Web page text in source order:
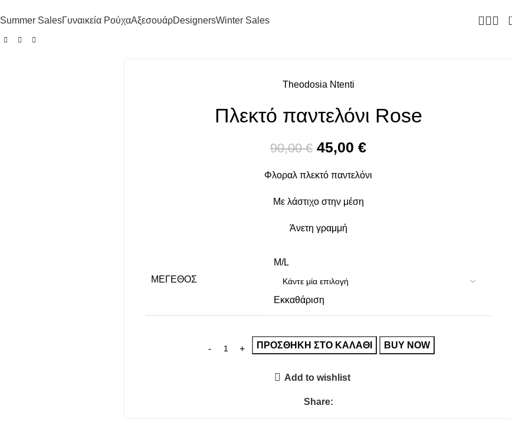
Summer SalesΓυναικεία ΡούχαΑξεσουάρDesignersWinter Sales
Theodosia Ntenti
Πλεκτό παντελόνι Rose
90,00€ 45,00 €
Φλοραλ πλεκτό παντελόνι
Με λάστιχο στην μέση
Άνετη γραμμή
ΜΈΓΕΘΟΣ
M/L
Εκκαθάριση
ΠΡΟΣΘΉΚΗ ΣΤΟ ΚΑΛΆΘΙ BUY NOW
Add to wishlist
Share: